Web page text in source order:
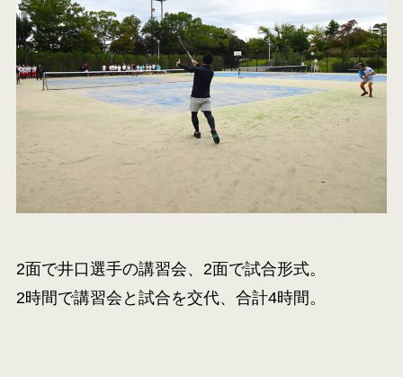
2面で井口選手の講習会、2面で試合形式。
2時間で講習会と試合を交代、合計4時間。